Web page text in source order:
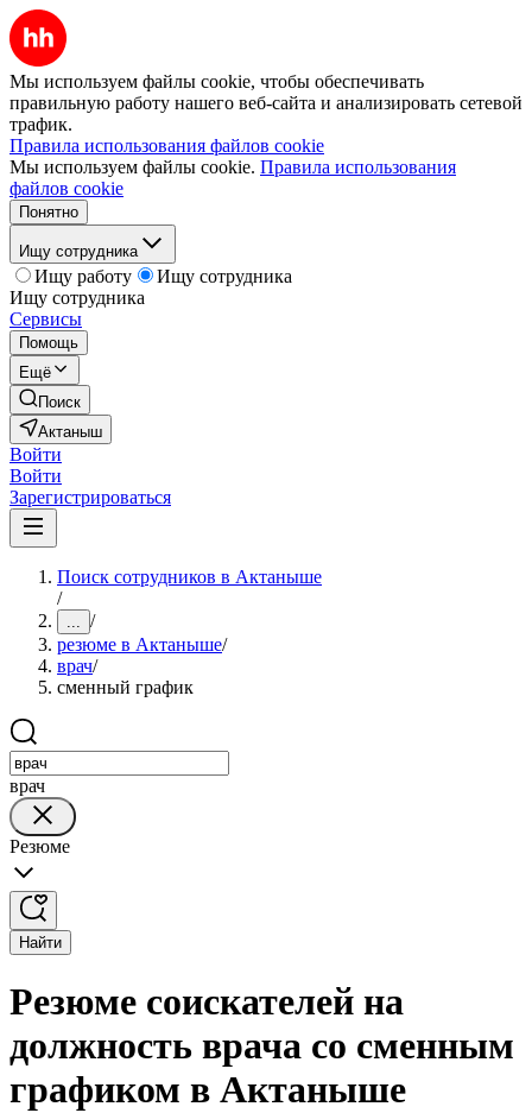
Мы используем файлы cookie, чтобы обеспечивать
правильную работу нашего веб-сайта и анализировать сетевой
трафик.
Правила использования файлов cookie
Мы используем файлы cookie. Правила использования
файлов cookie
Понятно
Ищу сотрудника
Ищу работу
Ищу сотрудника
Ищу сотрудника
Сервисы
Помощь
Ещё
Поиск
Актаныш
Войти
Войти
Зарегистрироваться
Поиск сотрудников в Актаныше
/
... /
резюме в Актаныше/
врач/
сменный график
врач
Резюме
Найти
Резюме соискателей на
должность врача со сменным
графиком в Актаныше